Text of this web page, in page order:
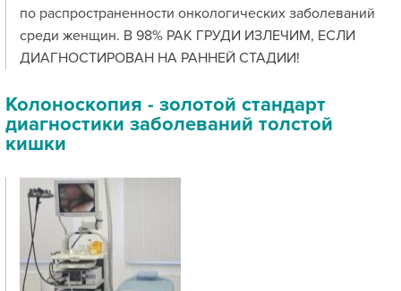
по распространенности онкологических заболеваний
среди женщин. В 98% РАК ГРУДИ ИЗЛЕЧИМ, ЕСЛИ
ДИАГНОСТИРОВАН НА РАННЕЙ СТАДИИ!
Колоноскопия - золотой стандарт
диагностики заболеваний толстой
кишки